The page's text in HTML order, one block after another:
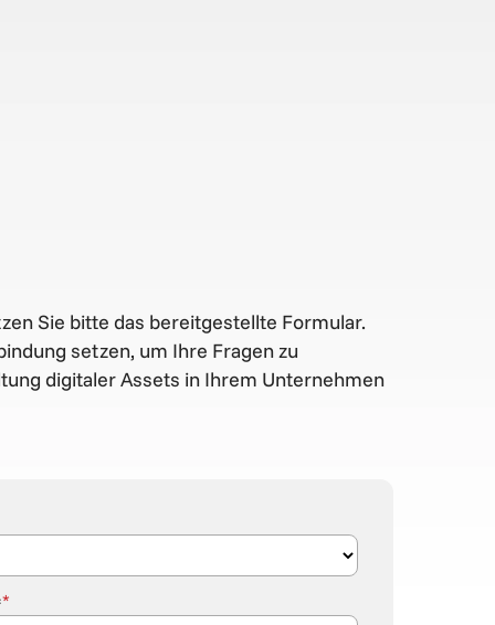
Sie bitte das bereitgestellte Formular.
setzen, um Ihre Fragen zu
digitaler Assets in Ihrem Unternehmen
*